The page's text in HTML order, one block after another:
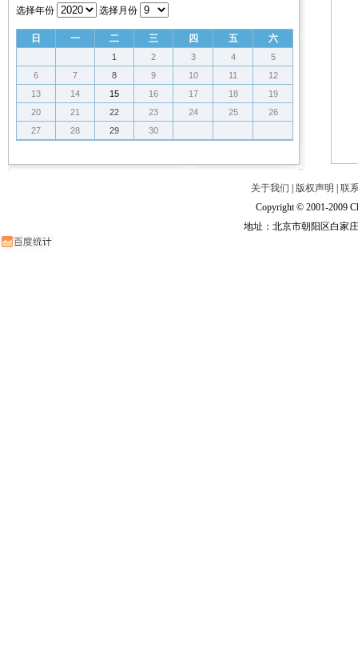
选择年份 选择月份
日 一 二 三 四 五 六
1 2 3 4
5
6
7 8 9 10 11
12
13
14 15 16 17 18
19
20
21 22 23 24 25
26
27
28 29 30
关于我们 版权声明
联
Copyright © 2001-2009
地址：北京市朝阳区白家